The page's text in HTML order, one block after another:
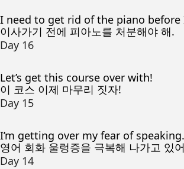
I need to get rid of the piano before
이사가기 전에 피아노를 처분해야 해.
Day 16
Let’s get this course over with!
이 코스 이제 마무리 짓자!
Day 15
I’m getting over my fear of speaking.
영어 회화 울렁증을 극복해 나가고 있어
Day 14